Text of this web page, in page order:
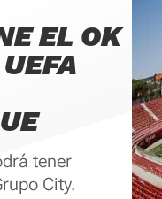
EL OK
tener
City.